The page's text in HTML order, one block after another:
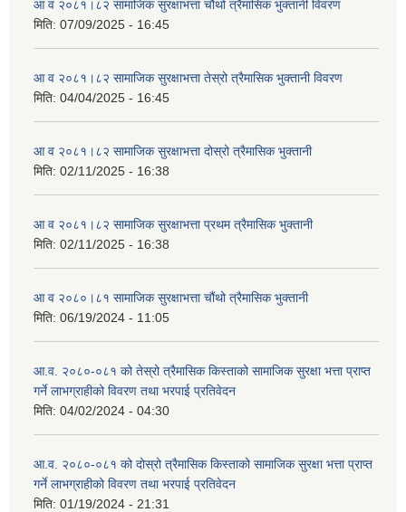
आ व २०८१।८२ सामाजिक सुरक्षाभत्ता चौथो त्रैमासिक भुक्तानी विवरण
मिति: 07/09/2025 - 16:45
आ व २०८१।८२ सामाजिक सुरक्षाभत्ता तेस्रो त्रैमासिक भुक्तानी विवरण
मिति: 04/04/2025 - 16:45
आ व २०८१।८२ सामाजिक सुरक्षाभत्ता दोस्रो त्रैमासिक भुक्तानी
मिति: 02/11/2025 - 16:38
आ व २०८१।८२ सामाजिक सुरक्षाभत्ता प्रथम त्रैमासिक भुक्तानी
मिति: 02/11/2025 - 16:38
आ व २०८०।८१ सामाजिक सुरक्षाभत्ता चौंथो त्रैमासिक भुक्तानी
मिति: 06/19/2024 - 11:05
आ.व. २०८०-०८१ को तेस्रो त्रैमासिक किस्ताको सामाजिक सुरक्षा भत्ता प्राप्त
गर्ने लाभग्राहीको विवरण तथा भरपाई प्रतिवेदन
मिति: 04/02/2024 - 04:30
आ.व. २०८०-०८१ को दोस्रो त्रैमासिक किस्ताको सामाजिक सुरक्षा भत्ता प्राप्त
गर्ने लाभग्राहीको विवरण तथा भरपाई प्रतिवेदन
मिति: 01/19/2024 - 21:31